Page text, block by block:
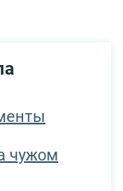
чужом